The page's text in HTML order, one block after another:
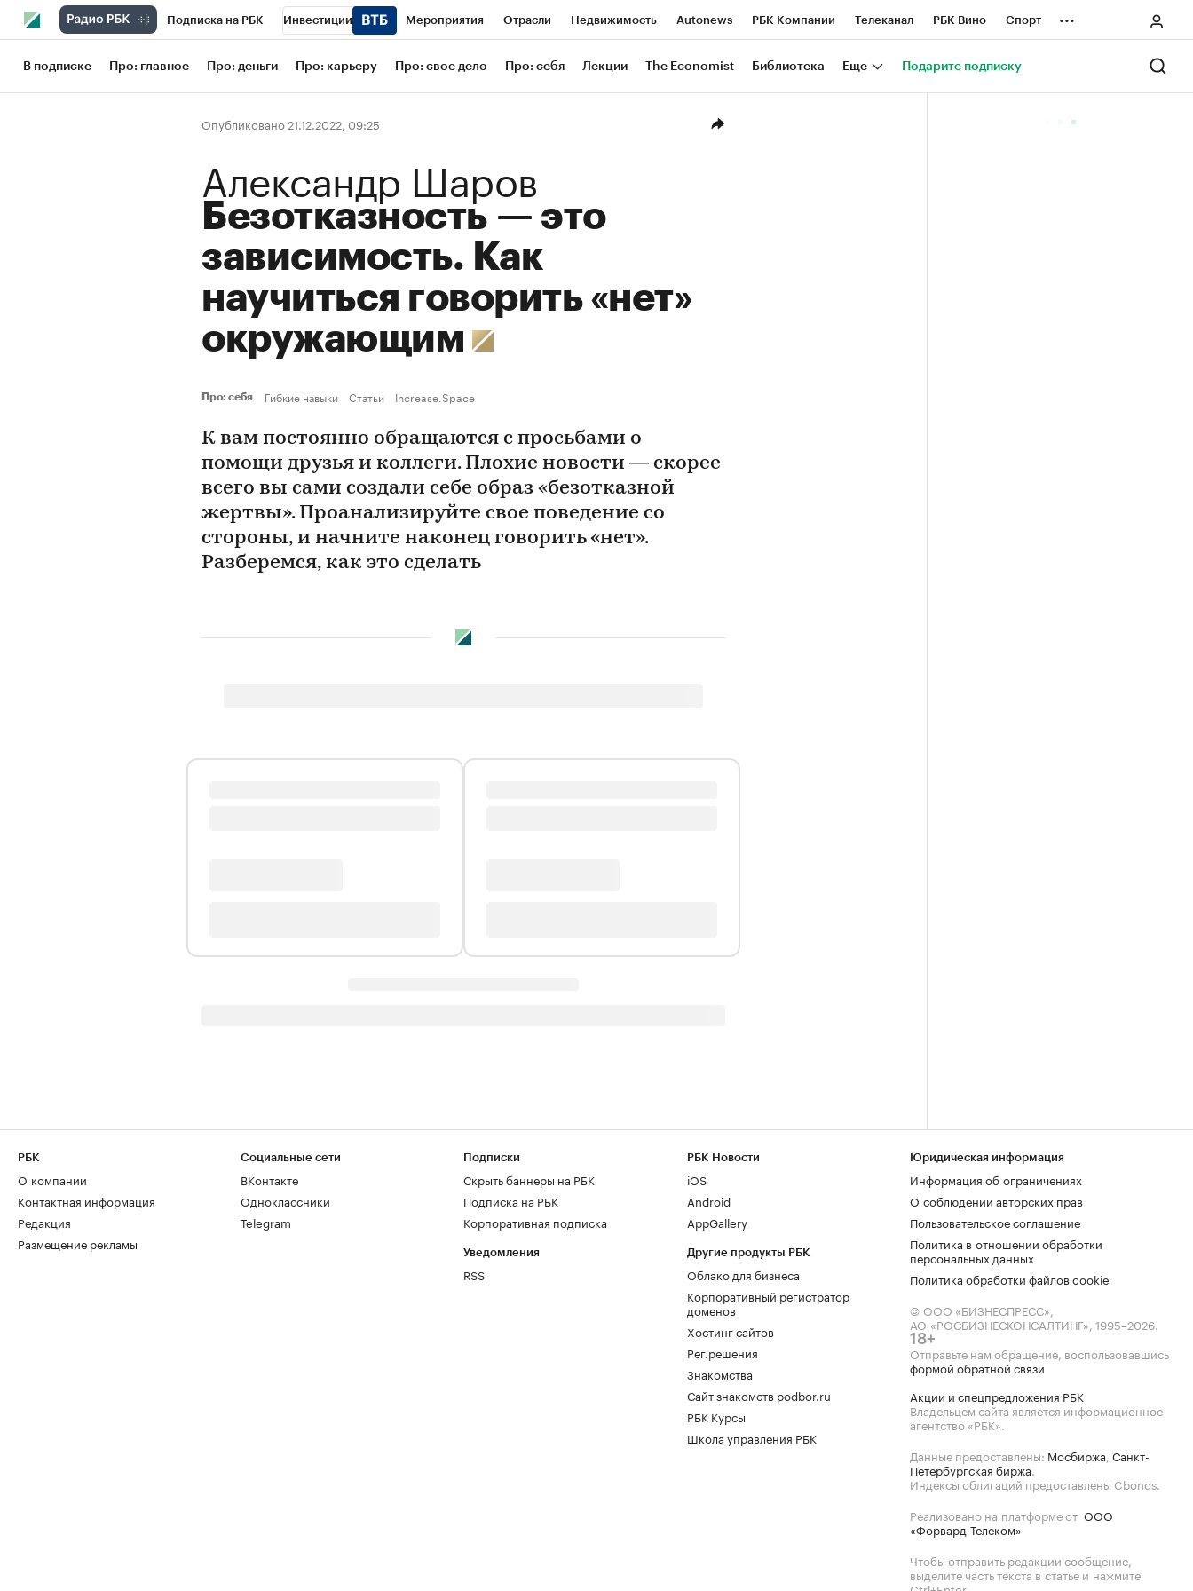
Подписка на РБК Инвестиции Мероприятия Отрасли Недвижимость Autonews РБК Компании Телеканал РБК Вино Спорт
Школа управления РБК РБК Образование РБК Life Тренды Визионеры Национальные проекты Город
Рынок наличной валюты
...
В подписке Про: главное Про: деньги Про: карьеру Про: свое дело Про: себя Лекции The Economist Библиотека Еще Подарите подписку
Опубликовано 21.12.2022, 09:25
Александр Шаров
Безотказность — это
зависимость. Как
научиться говорить «нет»
окружающим
Про: себя Гибкие навыки Статьи Increase.Space
К вам постоянно обращаются с просьбами о
помощи друзья и коллеги. Плохие новости — скорее
всего вы сами создали себе образ «безотказной
жертвы». Проанализируйте свое поведение со
стороны, и начните наконец говорить «нет».
Разберемся, как это сделать
РБК
О компании
Контактная информация
Редакция
Размещение рекламы
Социальные сети
ВКонтакте
Одноклассники
Telegram
Подписки
Скрыть баннеры на РБК
Подписка на РБК
Корпоративная подписка
Уведомления
RSS
РБК Новости
iOS
Android
AppGallery
Другие продукты РБК
Облако для бизнеса
Корпоративный регистратор
доменов
Хостинг сайтов
Рег.решения
Знакомства
Сайт знакомств podbor.ru
РБК Курсы
Школа управления РБК
Юридическая информация
Информация об ограничениях
О соблюдении авторских прав
Пользовательское соглашение
Политика в отношении обработки
персональных данных
Политика обработки файлов cookie
© ООО «БИЗНЕСПРЕСС»,
АО «РОСБИЗНЕСКОНСАЛТИНГ», 1995–2026.
18+
Отправьте нам обращение, воспользовавшись
формой обратной связи
Акции и спецпредложения РБК
Владельцем сайта является информационное
агентство «РБК».
Данные предоставлены: Мосбиржа, Санкт-
Петербургская биржа.
Индексы облигаций предоставлены Cbonds.
Реализовано на платформе от ООО
«Форвард-Телеком»
Чтобы отправить редакции сообщение,
выделите часть текста в статье и нажмите